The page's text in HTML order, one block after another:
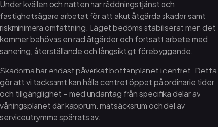
Under kvällen och natten har räddningstjänst och
fastighetsägare arbetat för att akut åtgärda skador samt
riskminimera omfattning. Läget bedöms stabiliserat men det
kommer behövas en rad åtgärder och fortsatt arbete med
sanering, återställande och långsiktigt förebyggande.
Skadorna har endast påverkat bottenplanet i centret. Detta
gör att vi tacksamt kan hålla centret öppet på ordinarie tider
och tillgänglighet – med undantag från specifika delar av
våningsplanet där kapprum, matsäcksrum och del av
serviceutrymme spärrats av.